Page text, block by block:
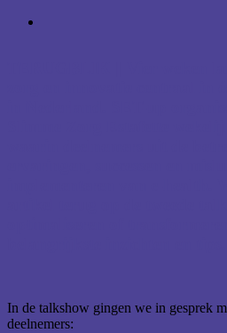
In de talkshow gingen we in gesprek
deelnemers: